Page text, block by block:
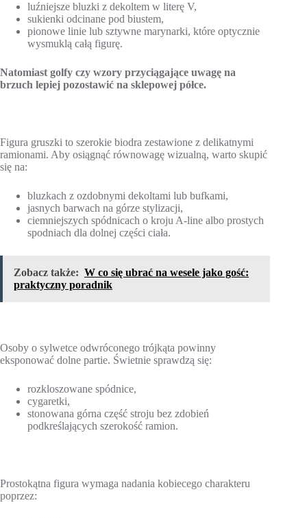
luźniejsze bluzki z dekoltem w literę V,
sukienki odcinane pod biustem,
pionowe linie lub sztywne marynarki, które optycznie
wysmuklą całą figurę.
Natomiast golfy czy wzory przyciągające uwagę na
brzuch lepiej pozostawić na sklepowej półce.
Figura gruszki to szerokie biodra zestawione z delikatnymi
ramionami. Aby osiągnąć równowagę wizualną, warto skupić
się na:
bluzkach z ozdobnymi dekoltami lub bufkami,
jasnych barwach na górze stylizacji,
ciemniejszych spódnicach o kroju A-line albo prostych
spodniach dla dolnej części ciała.
Zobacz także: W co się ubrać na wesele jako gość:
praktyczny poradnik
Osoby o sylwetce odwróconego trójkąta powinny
eksponować dolne partie. Świetnie sprawdzą się:
rozkloszowane spódnice,
cygaretki,
stonowana górna część stroju bez zdobień
podkreślających szerokość ramion.
Prostokątna figura wymaga nadania kobiecego charakteru
poprzez: